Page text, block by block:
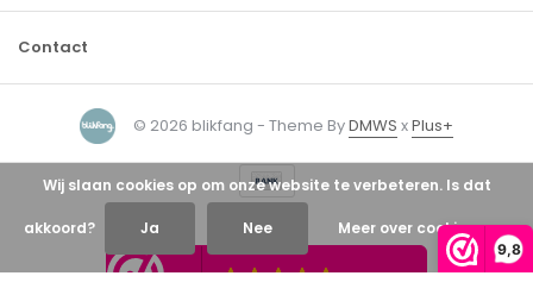
9,8
Contact
© 2026 blikfang - Theme ByDMWS xPlus+
Wij slaan cookies op om onze website te verbeteren. Is dat
akkoord? Ja Nee Meer over cookies »